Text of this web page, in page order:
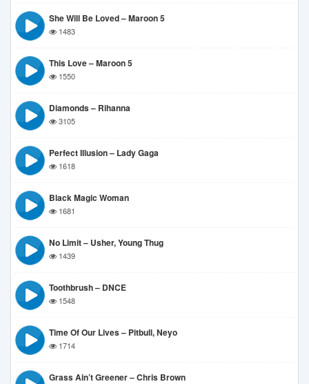
She Will Be Loved – Maroon 5
1483
This Love – Maroon 5
1550
Diamonds – Rihanna
3105
Perfect Illusion – Lady Gaga
1618
Black Magic Woman
1681
No Limit – Usher, Young Thug
1439
Toothbrush – DNCE
1548
Time Of Our Lives – Pitbull, Neyo
1714
Grass Ain’t Greener – Chris Brown